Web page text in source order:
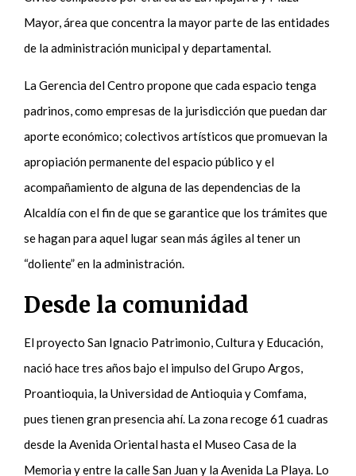
Mayor, área que concentra la mayor parte de las entidades
de la administración municipal y departamental.
La Gerencia del Centro propone que cada espacio tenga
padrinos, como empresas de la jurisdicción que puedan dar
aporte económico; colectivos artísticos que promuevan la
apropiación permanente del espacio público y el
acompañamiento de alguna de las dependencias de la
Alcaldía con el fin de que se garantice que los trámites que
se hagan para aquel lugar sean más ágiles al tener un
“doliente” en la administración.
Desde la comunidad
El proyecto San Ignacio Patrimonio, Cultura y Educación,
nació hace tres años bajo el impulso del Grupo Argos,
Proantioquia, la Universidad de Antioquia y Comfama,
pues tienen gran presencia ahí. La zona recoge 61 cuadras
desde la Avenida Oriental hasta el Museo Casa de la
Memoria y entre la calle San Juan y la Avenida La Playa. Lo